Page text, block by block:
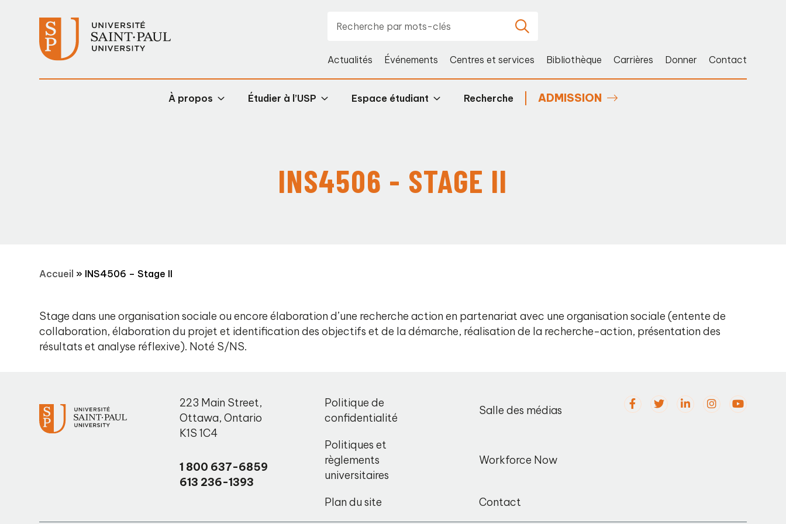
Actualités Événements Centres et services Bibliothèque Carrières Donner Contact
À propos Étudier à l’USP Espace étudiant Recherche ADMISSION
INS4506 - STAGE II
Accueil » INS4506 – Stage II
Stage dans une organisation sociale ou encore élaboration d’une recherche action en partenariat avec une organisation sociale (entente de
collaboration, élaboration du projet et identification des objectifs et de la démarche, réalisation de la recherche-action, présentation des
résultats et analyse réflexive). Noté S/NS.
223 Main Street,
Ottawa,Ontario
K1S 1C4
1 800 637-6859
613 236-1393
Politique de
confidentialité
Salle des médias
Politiques et
règlements
universitaires
Workforce Now
Plan du site Contact